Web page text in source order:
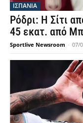
ΙΣΠΑΝΙΑ
Ρόδρι: Η Σίτι
45 εκατ. από
Sportlive Newsroom - 07/